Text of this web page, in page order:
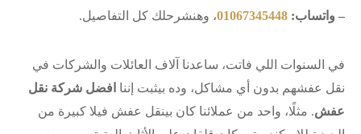
– واتساب: 01067345448، وهنشرحلك كل التفاصيل.
في السنوات اللي فاتت، ساعدنا آلاف العائلات والشركات في
نقل عفشهم بدون أي مشاكل، وده بيثبت إننا افضل شركة نقل
عفش. مثلًا، واحد من عملائنا كان بينقل عفش فيلا كبيرة من